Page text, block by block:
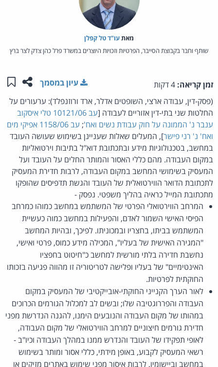
מאת‏עו"ד טל קפלן
שותף וחבר בקבוצת הסייבר, הפרטיות וזכויות היוצרים במשרד פרל כהן צדק לצר ברץ
זמן קריאה: שתפו
עיון במסמך
(פסק-דין, עבודה ארצי, השופטים אדלר, ארד ורוזנפלד): ערעורים על
החלטות שני בתי-דין אזוריים לעבודה [
עב 10121/06 טלי איסקוב
ענבר נ' הממונה על חוק עבודת נשים ואח';
עב 1158/06 אפיקי מים
ואח' נ' רני פישר], המעלים שאלות שעניינן בשימוש שעושה העובד
במחשב, בטכנולוגיות מידע ובתכתובת דוא"ל בתיבות וירטואליות
במקום העבודה. מהם כללי האסור והמותר החלים על העובד ועל
המעסיק בשימושי המחשב במקום העבודה, לרבות חדירת המעסיק
לתכתובת הדואר הווירטואלית של העובד והגשת תדפיסים שהופקו
מתכתובת המייל כראיה בהליך משפטי. נפסק -
המרחב הווירטואלי הפרטי של המשתמש במחשב כמוהו כמרחב
הפיסי האישי השמור לאדם, והפעילות במחשב כמוה כעשיית
המשתמש בביתו, בחצריו ובמכוניתו. לפיכך, ובהיות המחשב
"המגירה האישית של בעליו", המכילה מידע כמוס, פרטי ואישי,
נחשבת חדירה בלתי מורשית למחשב כ"חיטוט בחפציו
האינטימיים" של בעליו ופלישה לטריטוריה זו מהווה פגיעה בזכותו
החוקתית לפרטיות.
לאור הערך הקנייני החוקתי-אובייקטיבי של המעסיק במקום
העבודה והפררוגטיבה שלו; ובשים לב למכלול הגורמים הכרוכים
במהותו של מקום העבודה והנובעים הימנו, להגנה הנדרשת מפני
חדירת גורמים חיצוניים למרחב הווירטואלי של מקום העבודה,
לאופי תפקידו של העובד והנדרש ממנו במהלך העבודה וכיו"ב -
רשאי המעסיק לקבוע, באופן מידתי, כללי אסור ומותר בשימוש
במחשב וביישומיו, לרבות איסור מפני שימוש באתרים מזיקים או